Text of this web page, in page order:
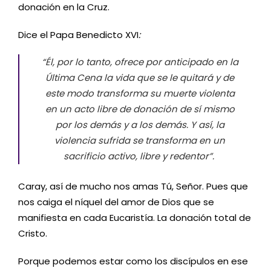
donación en la Cruz.
Dice el Papa Benedicto XVI:
“Él, por lo tanto, ofrece por anticipado en la
Última Cena la vida que se le quitará y de
este modo transforma su muerte violenta
en un acto libre de donación de sí mismo
por los demás y a los demás. Y así, la
violencia sufrida se transforma en un
sacrificio activo, libre y redentor”.
Caray, así de mucho nos amas Tú, Señor. Pues que
nos caiga el níquel del amor de Dios que se
manifiesta en cada Eucaristía. La donación total de
Cristo.
Porque podemos estar como los discípulos en ese